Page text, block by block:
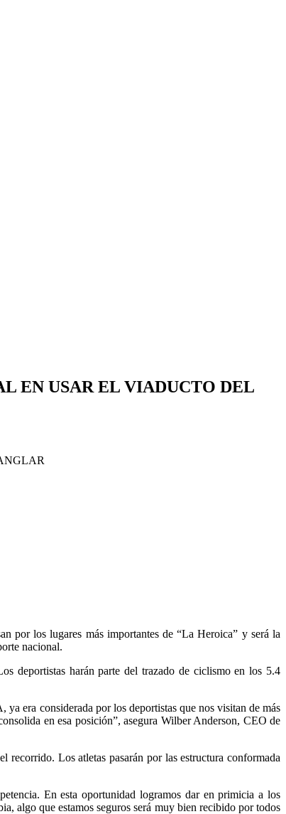
EN USAR EL VIADUCTO DEL
los lugares más importantes de “La Heroica” y será la
nacional.
deportistas harán parte del trazado de ciclismo en los 5.4
era considerada por los deportistas que nos visitan de más
en esa posición”, asegura Wilber Anderson, CEO de
recorrido. Los atletas pasarán por las estructura conformada
En esta oportunidad logramos dar en primicia a los
que estamos seguros será muy bien recibido por todos